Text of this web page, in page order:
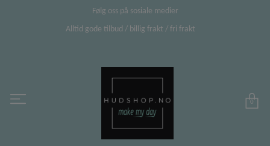
Følg oss på sosiale medier
Alltid gode tilbud / billig frakt / fri frakt
0